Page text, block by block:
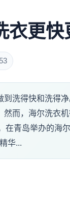
衣更快
洗得快和洗得
而，海尔洗衣
在青岛举办的海
华...